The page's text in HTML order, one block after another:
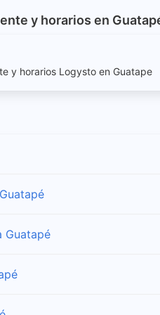
y horarios en
y horarios Logysto en Guatape
Guatapé